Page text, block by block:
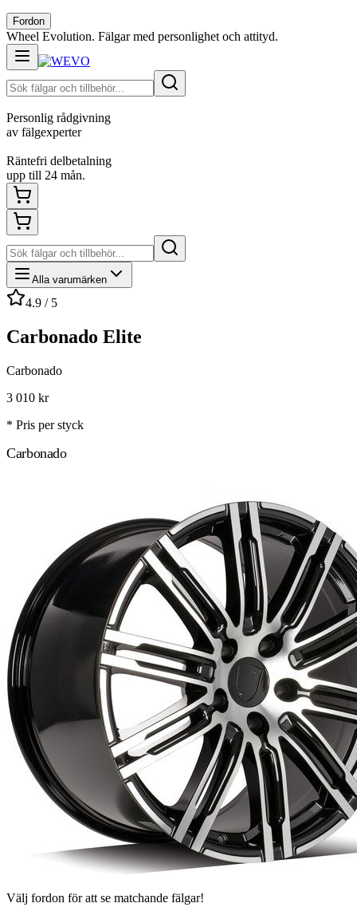
Fordon
Wheel Evolution. Fälgar med personlighet och attityd.
Personlig rådgivning
av fälgexperter
Räntefri delbetalning
upp till 24 mån.
Alla varumärken
4.9 / 5
Carbonado Elite
Carbonado
3 010 kr
* Pris per styck
Carbonado
Välj fordon för att se matchande fälgar!